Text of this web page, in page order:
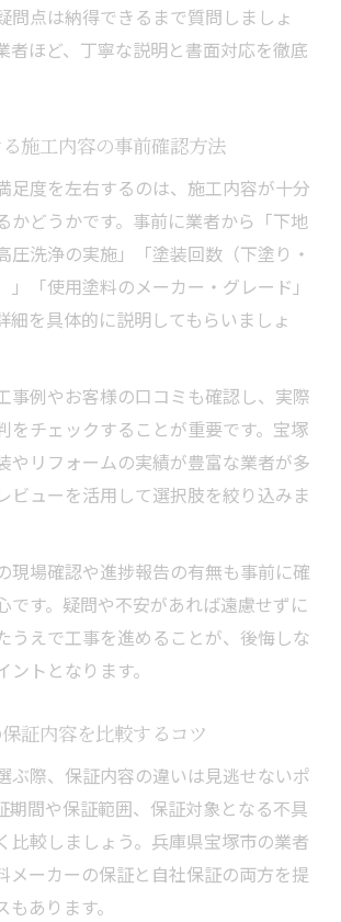
問点は納得できるまで質問しましょ
者ほど、丁寧な説明と書面対応を徹底
施工内容の事前確認方法
足度を左右するのは、施工内容が十分
かどうかです。事前に業者から「下地
圧洗浄の実施」「塗装回数（下塗り・
」「使用塗料のメーカー・グレード」
細を具体的に説明してもらいましょ
事例やお客様の口コミも確認し、実際
をチェックすることが重要です。宝塚
やリフォームの実績が豊富な業者が多
ビューを活用して選択肢を絞り込みま
現場確認や進捗報告の有無も事前に確
です。疑問や不安があれば遠慮せずに
うえで工事を進めることが、後悔しな
トとなります。
証内容を比較するコツ
ぶ際、保証内容の違いは見逃せないポ
期間や保証範囲、保証対象となる不具
比較しましょう。兵庫県宝塚市の業者
メーカーの保証と自社保証の両方を提
あります。